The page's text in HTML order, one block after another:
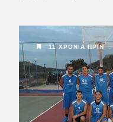
11 ΧΡΌΝΙΑ ΠΡΙΝ